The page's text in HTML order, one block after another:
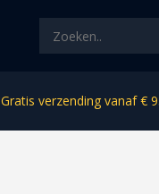
Gratis verzending vanaf €